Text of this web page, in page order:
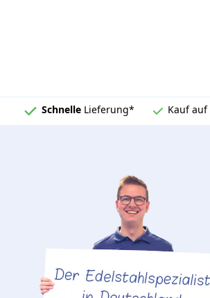
Schnelle Lieferung* Kauf auf